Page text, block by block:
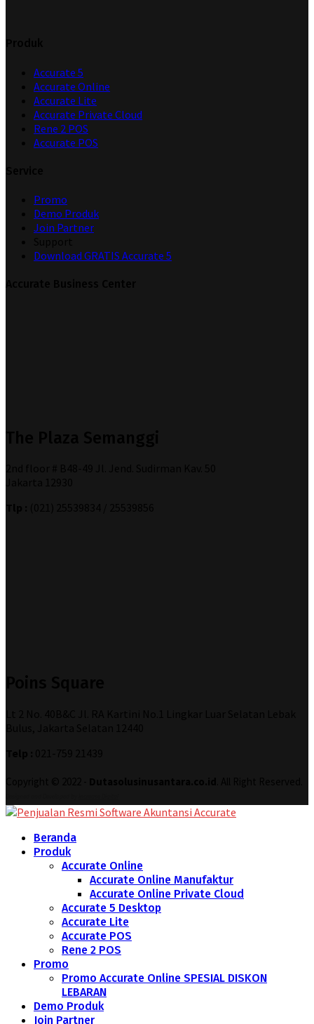
Accurate 5
Accurate Online
Accurate Lite
Accurate Private Cloud
Rene 2 POS
Accurate POS
Promo
Demo Produk
Join Partner
Download GRATIS Accurate 5
Beranda
Produk
Accurate Online
Accurate Online Manufaktur
Accurate Online Private Cloud
Accurate 5 Desktop
Accurate Lite
Accurate POS
Rene 2 POS
Promo
Promo Accurate Online SPESIAL DISKON
LEBARAN
Demo Produk
Join Partner